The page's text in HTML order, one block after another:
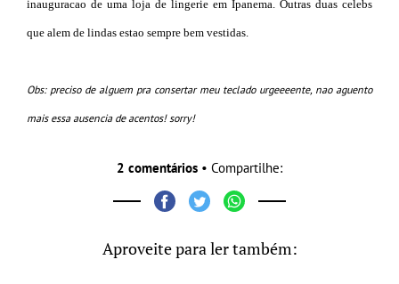
inauguracao de uma loja de lingerie em Ipanema. Outras duas celebs
que alem de lindas estao sempre bem vestidas.
Obs: preciso de alguem pra consertar meu teclado urgeeeente, nao aguento
mais essa ausencia de acentos! sorry!
2 comentários • Compartilhe:
Aproveite para ler também: